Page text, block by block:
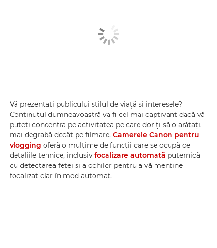
Vă prezentaţi publicului stilul de viaţă şi interesele?
Conţinutul dumneavoastră va fi cel mai captivant dacă vă
puteţi concentra pe activitatea pe care doriţi să o arătaţi,
mai degrabă decât pe filmare. Camerele Canon pentru
vlogging oferă o mulţime de funcţii care se ocupă de
detaliile tehnice, inclusiv focalizare automată puternică
cu detectarea feţei şi a ochilor pentru a vă menţine
focalizat clar în mod automat.